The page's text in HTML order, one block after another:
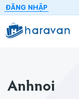
ĐĂNG NHẬP
Anhnoi